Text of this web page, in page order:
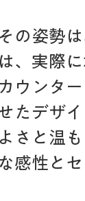
その姿勢
は、実際
カウンタ
たデザ
よさと温
な感性と